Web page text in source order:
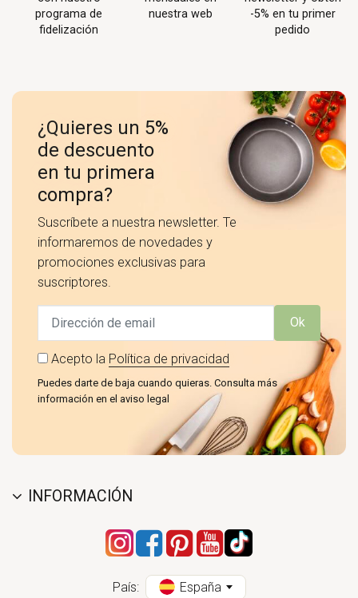
programa de
fidelización
nuestra web
-5% en tu primer
pedido
¿Quieres un 5%
de descuento
en tu primera
compra?
Suscríbete a nuestra newsletter. Te
informaremos de novedades y
promociones exclusivas para
suscriptores.
Ok
Acepto la Política de privacidad
Puedes darte de baja cuando quieras. Consulta más
información en el aviso legal
INFORMACIÓN
País: España